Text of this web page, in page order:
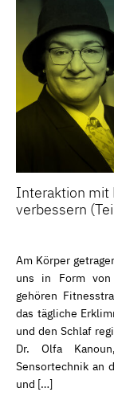
Interaktion mit
verbessern
Am Körper
uns in Form von
gehören
das tägliche
und den Schlaf
Dr. Olfa
Sensortechnik an
und […]